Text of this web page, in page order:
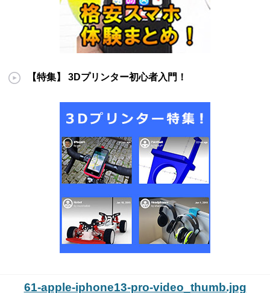
【特集】 3Dプリンター初心者入門！
61-apple-iphone13-pro-video_thumb.jpg